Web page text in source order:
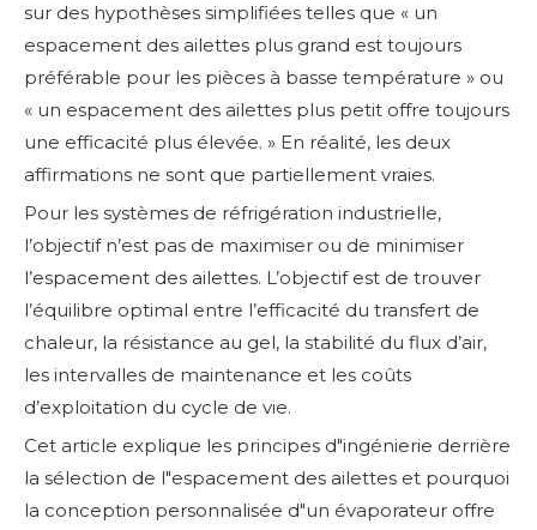
sur des hypothèses simplifiées telles que « un
espacement des ailettes plus grand est toujours
préférable pour les pièces à basse température » ​​ou
« un espacement des ailettes plus petit offre toujours
une efficacité plus élevée. » En réalité, les deux
affirmations ne sont que partiellement vraies.
Pour les systèmes de réfrigération industrielle,
l’objectif n’est pas de maximiser ou de minimiser
l’espacement des ailettes. L’objectif est de trouver
l’équilibre optimal entre l’efficacité du transfert de
chaleur, la résistance au gel, la stabilité du flux d’air,
les intervalles de maintenance et les coûts
d’exploitation du cycle de vie.
Cet article explique les principes d"ingénierie derrière
la sélection de l"espacement des ailettes et pourquoi
la conception personnalisée d"un évaporateur offre